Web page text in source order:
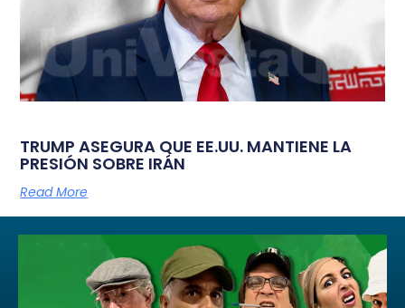
TRUMP ASEGURA QUE EE.UU. MANTIENE LA
PRESIÓN SOBRE IRÁN
Read More